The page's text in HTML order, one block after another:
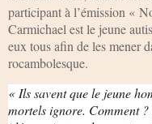
participant à l’émission «
Carmichael est le jeune
eux tous afin de les mener
rocambolesque.
« Ils savent que le jeune
mortels ignore. Comment